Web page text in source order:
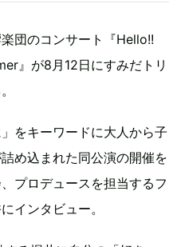
団のコンサート『Hello!!
』が8月12日にすみだトリ
をキーワードに大人から子
め込まれた同公演の開催を
プロデュースを担当するフ
インタビュー。